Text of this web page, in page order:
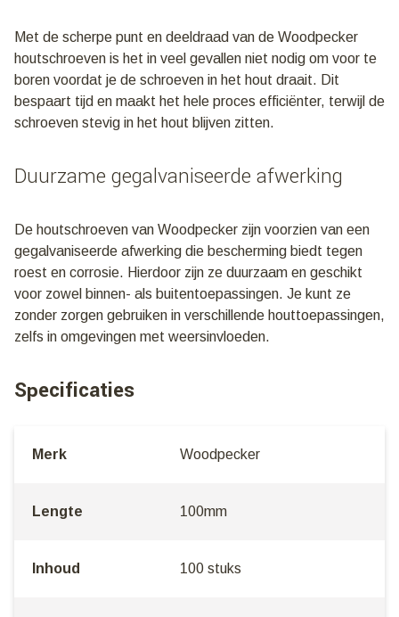
Met de scherpe punt en deeldraad van de Woodpecker
houtschroeven is het in veel gevallen niet nodig om voor te
boren voordat je de schroeven in het hout draait. Dit
bespaart tijd en maakt het hele proces efficiënter, terwijl de
schroeven stevig in het hout blijven zitten.
Duurzame gegalvaniseerde afwerking
De houtschroeven van Woodpecker zijn voorzien van een
gegalvaniseerde afwerking die bescherming biedt tegen
roest en corrosie. Hierdoor zijn ze duurzaam en geschikt
voor zowel binnen- als buitentoepassingen. Je kunt ze
zonder zorgen gebruiken in verschillende houttoepassingen,
zelfs in omgevingen met weersinvloeden.
Specificaties
Merk Woodpecker
Lengte 100mm
Inhoud 100 stuks